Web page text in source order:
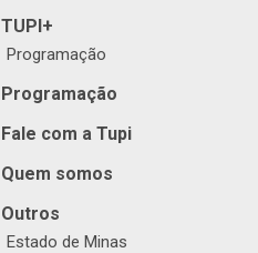
TUPI+
Programação
Programação
Fale com a Tupi
Quem somos
Outros
Estado de Minas